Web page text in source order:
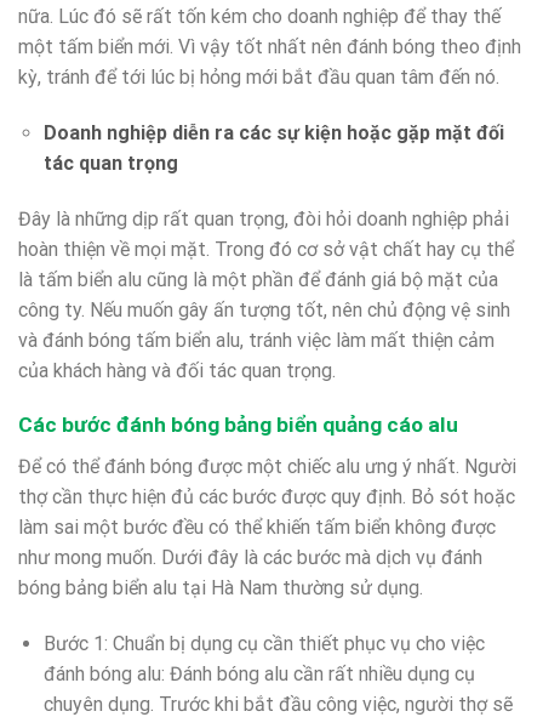
nữa. Lúc đó sẽ rất tốn kém cho doanh nghiệp để thay thế
một tấm biển mới. Vì vậy tốt nhất nên đánh bóng theo định
kỳ, tránh để tới lúc bị hỏng mới bắt đầu quan tâm đến nó.
Doanh nghiệp diễn ra các sự kiện hoặc gặp mặt đối
tác quan trọng
Đây là những dịp rất quan trọng, đòi hỏi doanh nghiệp phải
hoàn thiện về mọi mặt. Trong đó cơ sở vật chất hay cụ thể
là tấm biển alu cũng là một phần để đánh giá bộ mặt của
công ty. Nếu muốn gây ấn tượng tốt, nên chủ động vệ sinh
và đánh bóng tấm biển alu, tránh việc làm mất thiện cảm
của khách hàng và đối tác quan trọng.
Các bước đánh bóng bảng biển quảng cáo alu
Để có thể đánh bóng được một chiếc alu ưng ý nhất. Người
thợ cần thực hiện đủ các bước được quy định. Bỏ sót hoặc
làm sai một bước đều có thể khiến tấm biển không được
như mong muốn. Dưới đây là các bước mà dịch vụ đánh
bóng bảng biển alu tại Hà Nam thường sử dụng.
Bước 1: Chuẩn bị dụng cụ cần thiết phục vụ cho việc
đánh bóng alu: Đánh bóng alu cần rất nhiều dụng cụ
chuyên dụng. Trước khi bắt đầu công việc, người thợ sẽ